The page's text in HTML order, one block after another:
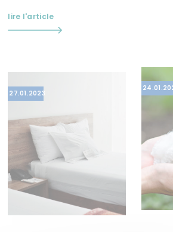
lire l'article
27.01.2023